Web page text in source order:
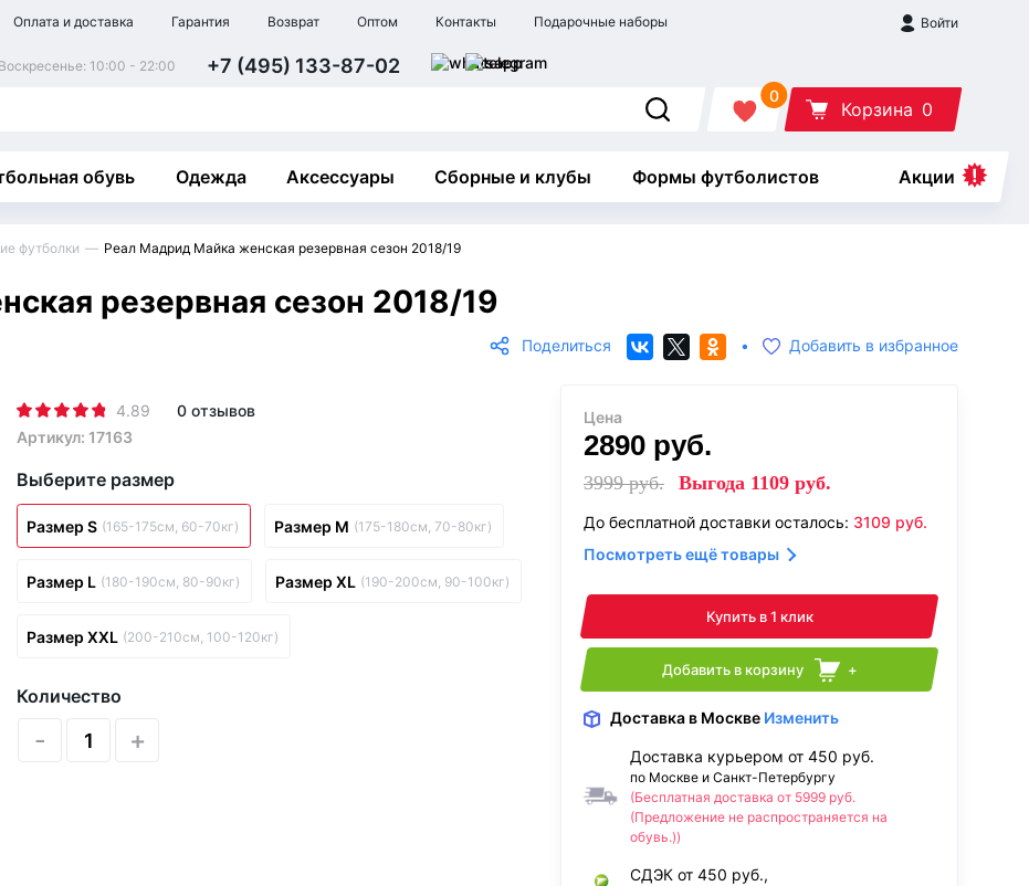
Оплата и доставка Гарантия Возврат Оптом Контакты Подарочные наборы Войти
10:00 - 22:00 +7 (495) 133-87-02
0
Корзина 0
обувь Одежда Аксессуары Сборные и клубы Формы футболистов Акции
футболки Реал Мадрид Майка женская резервная сезон 2018/19
резервная сезон 2018/19
Поделиться • Добавить в избранное
4.89
0 отзывов
Артикул: 17163
Выберите размер
Размер S (165-175см, 60-70кг) Размер M (175-180см, 70-80кг)
Размер L (180-190см, 80-90кг) Размер XL (190-200см, 90-100кг)
Размер XXL (200-210см, 100-120кг)
Количество
- +
Цена
2890 руб.
3999руб. Выгода 1109 руб.
До бесплатной доставки осталось: 3109 руб.
Посмотреть ещё товары
Купить в 1 клик
Добавить в корзину +
Доставка в Москве Изменить
Доставка курьером от 450 руб.
по Москве и Санкт-Петербургу
(Бесплатная доставка от 5999 руб.
(Предложение не распространяется на
обувь.))
СДЭК от 450 руб.,